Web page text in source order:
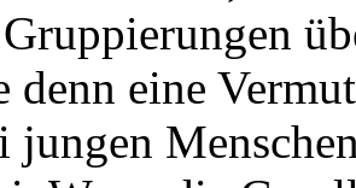
denn eine
jungen